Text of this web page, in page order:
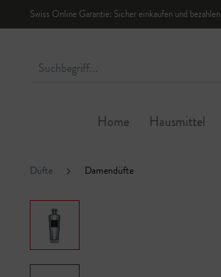
Swiss Online Garantie: Sicher einkaufen und bezahlen
Home Hausmittel
Düfte Damendüfte